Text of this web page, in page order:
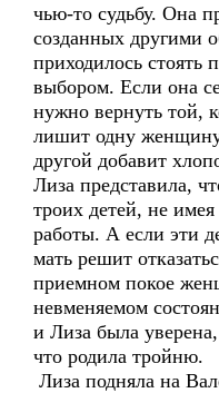
чью-то судьбу. Она
созданных другими
приходилось стоять
выбором. Если она
нужно вернуть той,
лишит одну женщину
другой добавит
Лиза представила,
троих детей, не
работы. А если эти
мать решит
приемном покое
невменяемом
и Лиза была
что родила тройню.
Лиза подняла на